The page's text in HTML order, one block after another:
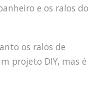
e os ralos do
os ralos de
projeto DIY, mas é